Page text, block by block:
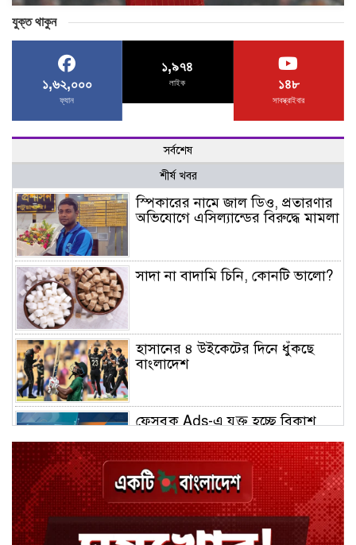
যুক্ত থাকুন
১,৬২,০০০
ফ্যান
১,৯৭৪
লাইক ১৪৮
সাবস্ক্রাইবার
সর্বশেষ
শীর্ষ খবর
স্পিকারের নামে জাল ডিও, প্রতারণার
অভিযোগে এসিল্যান্ডের বিরুদ্ধে মামলা
সাদা না বাদামি চিনি, কোনটি ভালো?
হাসানের ৪ উইকেটের দিনে ধুঁকছে
বাংলাদেশ
ফেসবুক Ads-এ যুক্ত হচ্ছে বিকাশ
বিয়ে ভাঙার গুঞ্জনে মুখ খুললেন রণজয়